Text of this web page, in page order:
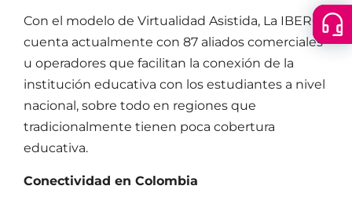
menu
Con el modelo de Virtualidad Asistida, La IBERO
cuenta actualmente con 87 aliados comerciales
u operadores que facilitan la conexión de la
institución educativa con los estudiantes a nivel
nacional, sobre todo en regiones que
tradicionalmente tienen poca cobertura
educativa.
Conectividad en Colombia